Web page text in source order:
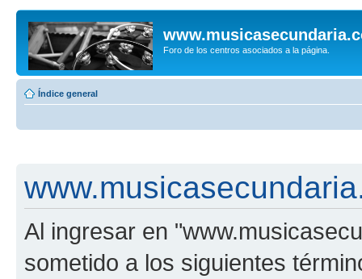
Foro de los centros asociados a la página.
Índice general
Al ingresar en
sometido a los siguientes